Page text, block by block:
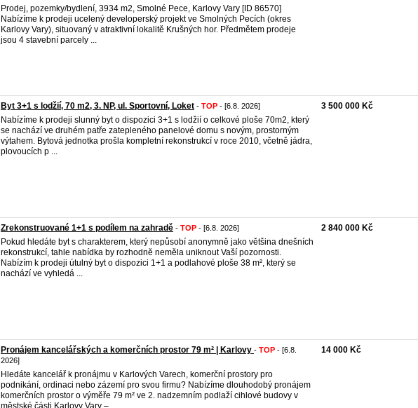
Prodej, pozemky/bydlení, 3934 m2, Smolné Pece, Karlovy Vary [ID 86570]
Nabízíme k prodeji ucelený developerský projekt ve Smolných Pecích (okres
Karlovy Vary), situovaný v atraktivní lokalitě Krušných hor. Předmětem prodeje
jsou 4 stavební parcely ...
Byt 3+1 s lodžií, 70 m2, 3. NP, ul. Sportovní, Loket - TOP - [6.8. 2026]
Nabízíme k prodeji slunný byt o dispozici 3+1 s lodžií o celkové ploše 70m2, který
se nachází ve druhém patře zatepleného panelové domu s novým, prostorným
výtahem. Bytová jednotka prošla kompletní rekonstrukcí v roce 2010, včetně jádra,
plovoucích p ...
3 500 000 Kč
Zrekonstruované 1+1 s podílem na zahradě - TOP - [6.8. 2026]
Pokud hledáte byt s charakterem, který nepůsobí anonymně jako většina dnešních
rekonstrukcí, tahle nabídka by rozhodně neměla uniknout Vaší pozornosti.
Nabízím k prodeji útulný byt o dispozici 1+1 a podlahové ploše 38 m², který se
nachází ve vyhledá ...
2 840 000 Kč
Pronájem kancelářských a komerčních prostor 79 m² | Karlovy - TOP - [6.8.
2026]
Hledáte kancelář k pronájmu v Karlových Varech, komerční prostory pro
podnikání, ordinaci nebo zázemí pro svou firmu? Nabízíme dlouhodobý pronájem
komerčních prostor o výměře 79 m² ve 2. nadzemním podlaží cihlové budovy v
městské části Karlovy Vary – ...
14 000 Kč